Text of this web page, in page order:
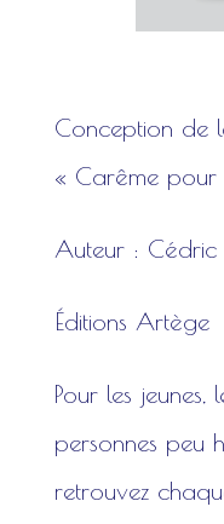
Conception de
« Carême pour
Auteur : Cédric
Éditions Artège
Pour les jeunes,
personnes peu
retrouvez